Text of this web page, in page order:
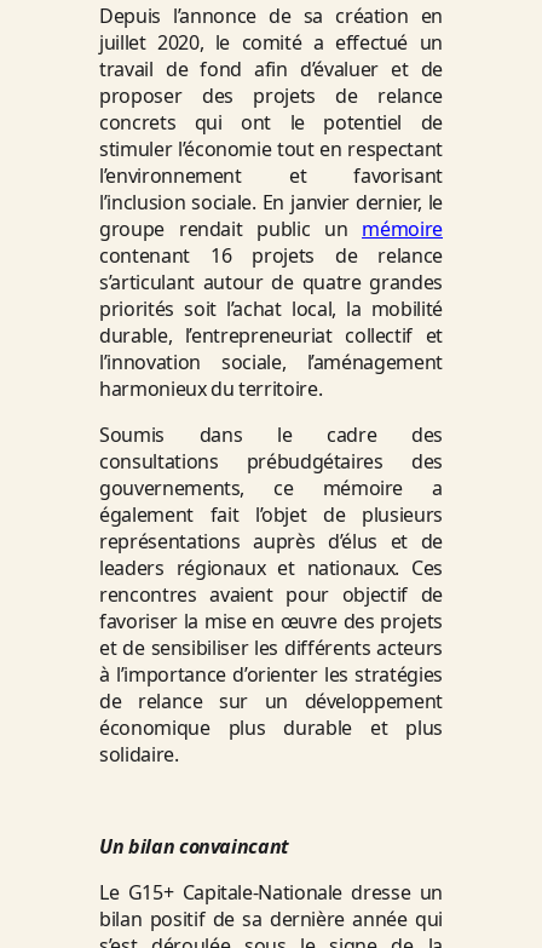
Depuis l’annonce de sa création en
juillet 2020, le comité a effectué un
travail de fond afin d’évaluer et de
proposer des projets de relance
concrets qui ont le potentiel de
stimuler l’économie tout en respectant
l’environnement et favorisant
l’inclusion sociale. En janvier dernier, le
groupe rendait public un mémoire
contenant 16 projets de relance
s’articulant autour de quatre grandes
priorités soit l’achat local, la mobilité
durable, l’entrepreneuriat collectif et
l’innovation sociale, l’aménagement
harmonieux du territoire.
Soumis dans le cadre des
consultations prébudgétaires des
gouvernements, ce mémoire a
également fait l’objet de plusieurs
représentations auprès d’élus et de
leaders régionaux et nationaux. Ces
rencontres avaient pour objectif de
favoriser la mise en œuvre des projets
et de sensibiliser les différents acteurs
à l’importance d’orienter les stratégies
de relance sur un développement
économique plus durable et plus
solidaire.
Un bilan convaincant
Le G15+ Capitale-Nationale dresse un
bilan positif de sa dernière année qui